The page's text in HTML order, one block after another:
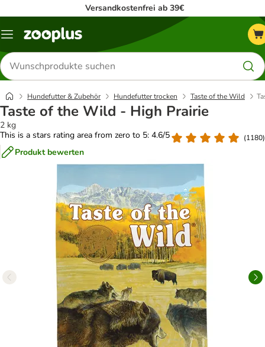
Versandkostenfrei ab 39€
Menü
Produkte
suchen
Hundefutter & Zubehör Hundefutter trocken Taste of the Wild
Taste of the Wild - High Prairie
2 kg
This is a stars rating area from zero to 5: 4.6/5
(1180)
Produkt bewerten